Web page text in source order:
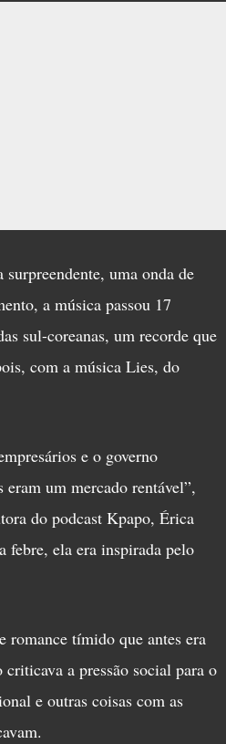
uma onda de
a música passou 17
sul-coreanas, um recorde que
com a música Lies, do
e o governo
eram um mercado rentável”,
do podcast Kpapo, Érica
febre, ela era inspirada pelo
romance tímido que antes era
a pressão social para o
e outras coisas com as